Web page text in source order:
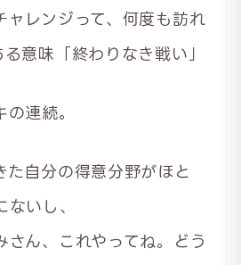
ャレンジって、何度も訪れ
意味「終わりなき戦い」
連続。
た自分の得意分野がほと
いし、
さん、これやってね。どう